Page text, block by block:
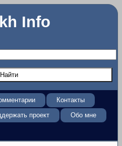
Info
Контакты
проект
Обо мне